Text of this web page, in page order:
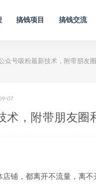
搞钱项目 搞钱交流
众号吸粉最新技术，附带朋友
07
术，附带朋友圈
铺，都离开不流量，离